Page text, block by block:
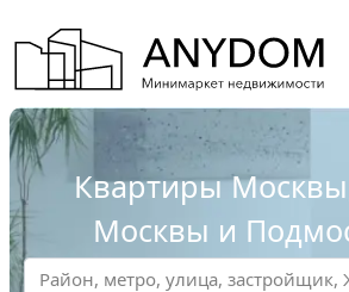
Квартиры
Москвы и
Район, метро, улица, застройщик,